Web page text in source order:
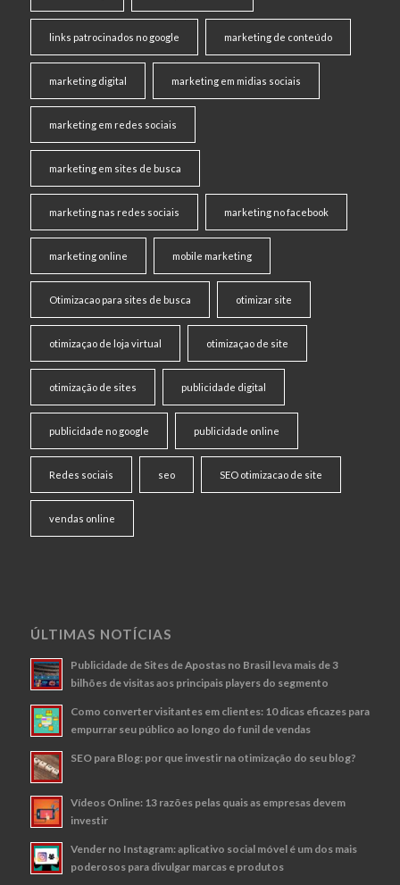
links patrocinados no google marketing de conteúdo
marketing digital marketing em midias sociais
marketing em redes sociais
marketing em sites de busca
marketing nas redes sociais marketing no facebook
marketing online mobile marketing
Otimizacao para sites de busca otimizar site
otimizaçao de loja virtual otimizaçao de site
otimização de sites publicidade digital
publicidade no google publicidade online
Redes sociais seo SEO otimizacao de site
vendas online
ÚLTIMAS NOTÍCIAS
Publicidade de Sites de Apostas no Brasil leva mais de 3
bilhões de visitas aos principais players do segmento
Como converter visitantes em clientes: 10 dicas eficazes para
empurrar seu público ao longo do funil de vendas
SEO para Blog: por que investir na otimização do seu blog?
Vídeos Online: 13 razões pelas quais as empresas devem
investir
Vender no Instagram: aplicativo social móvel é um dos mais
poderosos para divulgar marcas e produtos